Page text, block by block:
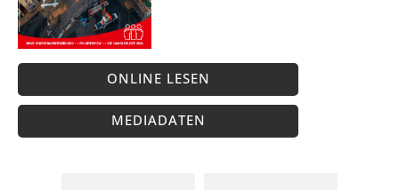
ONLINE LESEN
MEDIADATEN